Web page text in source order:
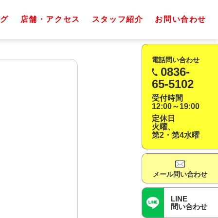
店舗・アクセス スタッフ紹介 お問い合わせ
電話問い合わせ
0836-
65-5102
受付時間
12:00～19:00
定休日
火曜、
第2・第4水曜
メール問い合わせ
LINE
問い合わせ